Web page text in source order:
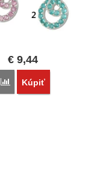
€9,44
Porovnať
Kúpiť